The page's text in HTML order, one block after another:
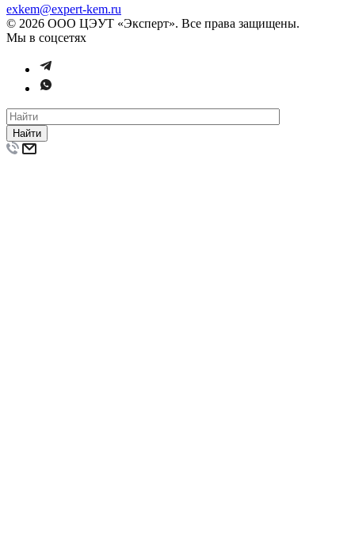
exkem@expert-kem.ru
© 2026 ООО ЦЭУТ «Эксперт». Все права защищены.
Мы в соцсетях
Найти